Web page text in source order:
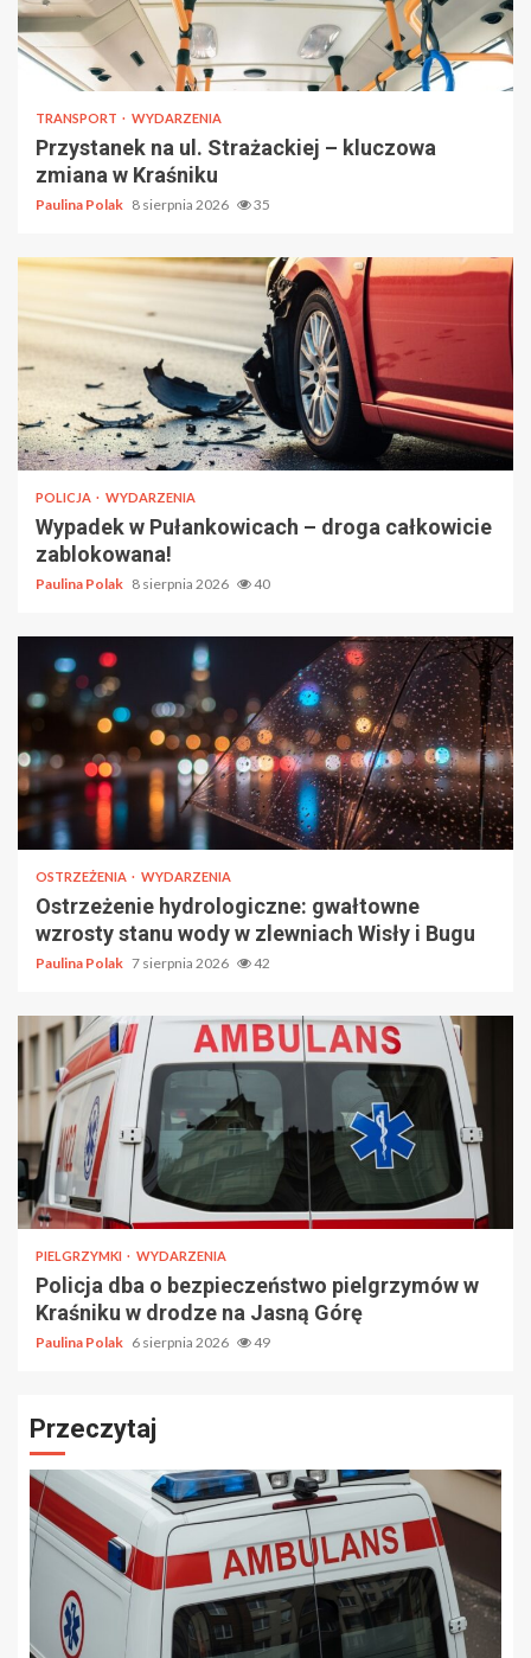
TRANSPORT WYDARZENIA
Przystanek na ul. Strażackiej – kluczowa
zmiana w Kraśniku
Paulina Polak 8 sierpnia 2026 35
POLICJA WYDARZENIA
Wypadek w Pułankowicach – droga całkowicie
zablokowana!
Paulina Polak 8 sierpnia 2026 40
OSTRZEŻENIA WYDARZENIA
Ostrzeżenie hydrologiczne: gwałtowne
wzrosty stanu wody w zlewniach Wisły i Bugu
Paulina Polak 7 sierpnia 2026 42
PIELGRZYMKI WYDARZENIA
Policja dba o bezpieczeństwo pielgrzymów w
Kraśniku w drodze na Jasną Górę
Paulina Polak 6 sierpnia 2026 49
Przeczytaj